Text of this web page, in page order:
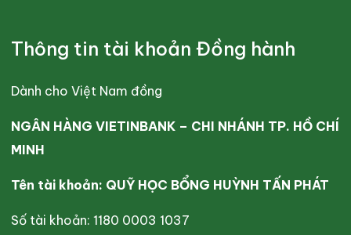
Thông tin tài khoản Đồng hành
Dành cho Việt Nam đồng
NGÂN HÀNG VIETINBANK – CHI NHÁNH TP. HỒ CHÍ
MINH
Tên tài khoản: QUỸ HỌC BỔNG HUỲNH TẤN PHÁT
Số tài khoản: 1180 0003 1037